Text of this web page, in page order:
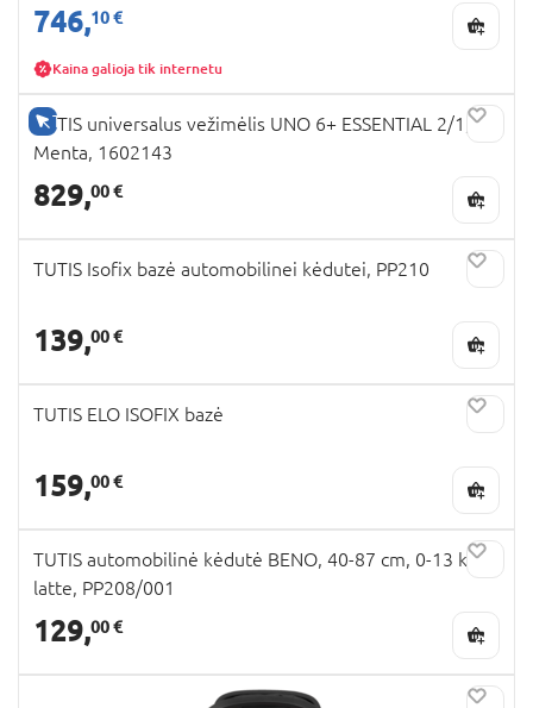
746,10 €
Kaina galioja tik internetu
TIK INTERNETU
TUTIS universalus vežimėlis UNO 6+ ESSENTIAL 2/1,
Menta, 1602143
829,00 €
TUTIS Isofix bazė automobilinei kėdutei, PP210
139,00 €
TUTIS ELO ISOFIX bazė
159,00 €
TUTIS automobilinė kėdutė BENO, 40-87 cm, 0-13 kg,
latte, PP208/001
129,00 €